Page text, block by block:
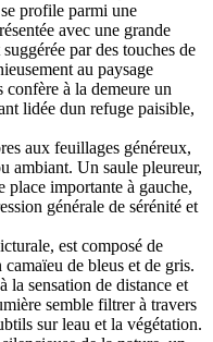
profile parmi une
avec une grande
par des touches de
au paysage
à la demeure un
lidée dun refuge paisible,
aux feuillages généreux,
ambiant. Un saule pleureur,
place importante à gauche,
générale de sérénité et
est composé de
de bleus et de gris.
la sensation de distance et
semble filtrer à travers
sur leau et la végétation.